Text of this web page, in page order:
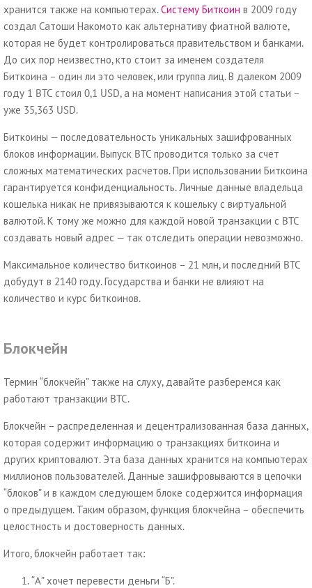
хранится также на компьютерах.Систему Биткоин в 2009 году
создал Сатоши Накомото как альтернативу фиатной валюте,
которая не будет контролироваться правительством и банками.
До сих пор неизвестно, кто стоит за именем создателя
Биткоина – один ли это человек, или группа лиц. В далеком 2009
году 1 BTC стоил 0,1 USD, а на момент написания этой статьи –
уже 35,363 USD.
Биткоины — последовательность уникальных зашифрованных
блоков информации. Выпуск BTC проводится только за счет
сложных математических расчетов. При использовании Биткоина
гарантируется конфиденциальность. Личные данные владельца
кошелька никак не привязываются к кошельку с виртуальной
валютой. К тому же можно для каждой новой транзакции с BTC
создавать новый адрес — так отследить операции невозможно.
Максимальное количество биткоинов – 21 млн, и последний BTC
добудут в 2140 году. Государства и банки не влияют на
количество и курс биткоинов.
Блокчейн
Термин “блокчейн” также на слуху, давайте разберемся как
работают транзакции BTC.
Блокчейн – распределенная и децентрализованная база данных,
которая содержит информацию о транзакциях биткоина и
других криптовалют. Эта база данных хранится на компьютерах
миллионов пользователей. Данные зашифровываются в цепочки
“блоков” и в каждом следующем блоке содержится информация
о предыдущем. Таким образом, функция блокчейна – обеспечить
целостность и достоверность данных.
Итого, блокчейн работает так:
“А” хочет перевести деньги “Б”.